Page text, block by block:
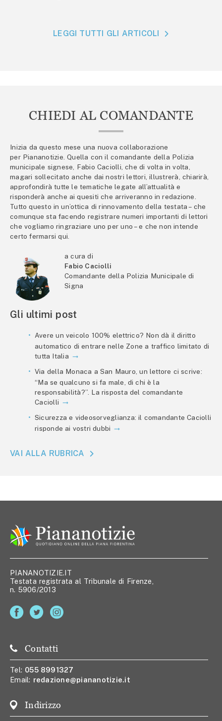
LEGGI TUTTI GLI ARTICOLI
CHIEDI AL COMANDANTE
Inizia da questo mese una nuova collaborazione
per Piananotizie. Quella con il comandante della Polizia
municipale signese, Fabio Caciolli, che di volta in volta,
magari sollecitato anche dai nostri lettori, illustrerà, chiarirà,
approfondirà tutte le tematiche legate all’attualità e
risponderà anche ai quesiti che arriveranno in redazione.
Tutto questo in un’ottica di rinnovamento della testata – che
comunque sta facendo registrare numeri importanti di lettori
che vogliamo ringraziare uno per uno – e che non intende
certo fermarsi qui.
a cura di
Fabio Caciolli
Comandante della Polizia Municipale di
Signa
Gli ultimi post
Avere un veicolo 100% elettrico? Non dà il diritto
automatico di entrare nelle Zone a traffico limitato di
tutta Italia
Via della Monaca a San Mauro, un lettore ci scrive:
“Ma se qualcuno si fa male, di chi è la
responsabilità?”. La risposta del comandante
Caciolli
Sicurezza e videosorveglianza: il comandante Caciolli
risponde ai vostri dubbi
VAI ALLA RUBRICA
PIANANOTIZIE.IT
Testata registrata al Tribunale di Firenze,
n. 5906/2013
Contatti
Tel: 055 8991327
Email: redazione@piananotizie.it
Indirizzo